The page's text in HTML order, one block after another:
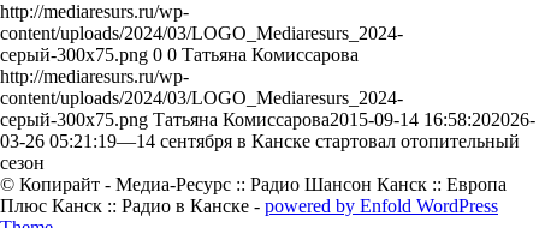
http://mediaresurs.ru/wp-
content/uploads/2024/03/LOGO_Mediaresurs_2024-
серый-300x75.png 0 0 Татьяна Комиссарова
http://mediaresurs.ru/wp-
content/uploads/2024/03/LOGO_Mediaresurs_2024-
серый-300x75.png Татьяна Комиссарова2015-09-14 16:58:202026-
03-26 05:21:19—14 сентября в Канске стартовал отопительный
сезон
© Копирайт - Медиа-Ресурс :: Радио Шансон Канск :: Европа
Плюс Канск :: Радио в Канске - powered by Enfold WordPress